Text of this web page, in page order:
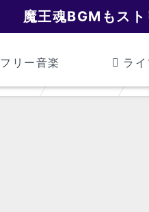
魔王魂BGMもスト
フリー音楽 ラ